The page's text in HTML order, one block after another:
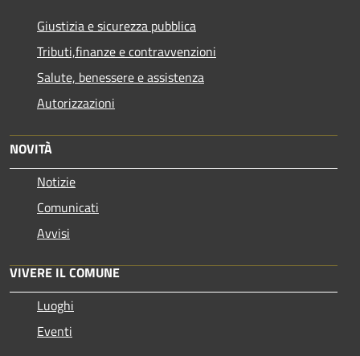
Giustizia e sicurezza pubblica
Tributi,finanze e contravvenzioni
Salute, benessere e assistenza
Autorizzazioni
NOVITÀ
Notizie
Comunicati
Avvisi
VIVERE IL COMUNE
Luoghi
Eventi